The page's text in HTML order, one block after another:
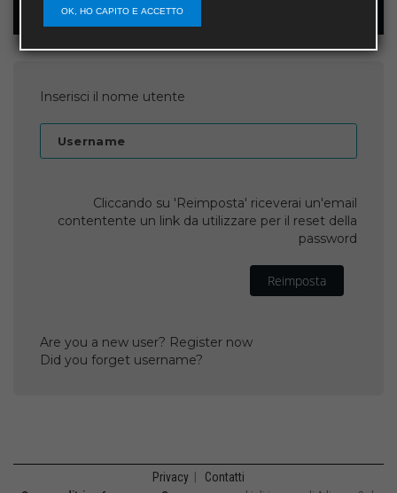
Password recovery
Inserisci il nome utente
Username
Cliccando su 'Reimposta' riceverai un'email
contentente un link da utilizzare per il reset della
password
Reimposta
Are you a new user? Register now
Did you forget username?
Privacy Contatti
OK, HO CAPITO E ACCETTO